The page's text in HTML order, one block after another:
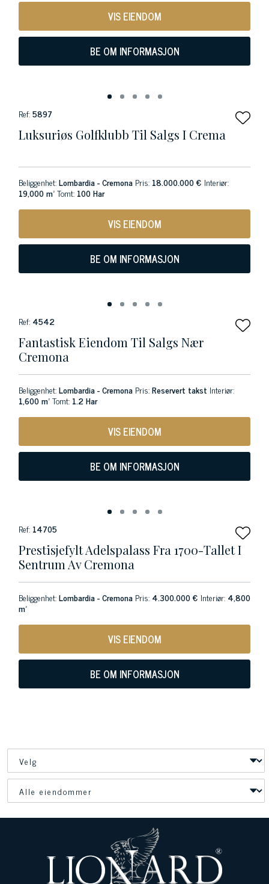
VIS EIENDOM
BE OM INFORMASJON
Ref:5897
Luksuriøs Golfklubb Til Salgs I Crema
Beliggenhet:Lombardia - Cremona Pris: 18.000.000 € Interiør:
19,000 m²Tomt: 100 Har
VIS EIENDOM
BE OM INFORMASJON
Ref: 4542
Fantastisk Eiendom Til Salgs Nær
Cremona
Beliggenhet:Lombardia - Cremona Pris:Reservert takst Interiør:
1,600 m²Tomt: 1.2 Har
VIS EIENDOM
BE OM INFORMASJON
Ref: 14705
Prestisjefylt Adelspalass Fra 1700-Tallet I
Sentrum Av Cremona
Beliggenhet:Lombardia - Cremona Pris: 4.300.000 € Interiør: 4,800
m²
VIS EIENDOM
BE OM INFORMASJON